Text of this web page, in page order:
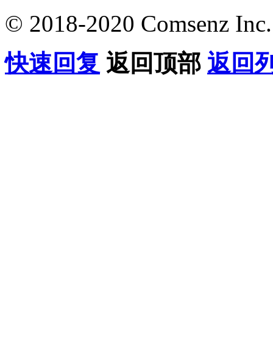
© 2018-2020 Comsenz Inc.
快速回复 返回顶部 返回